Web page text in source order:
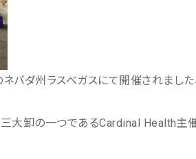
ダ州ラスベガスにて開催されまし
大卸の一つであるCardinal Health主